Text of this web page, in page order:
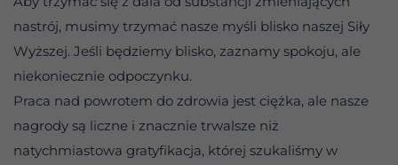
nastrój, musimy trzymać nasze myśli blisko naszej Siły
Wyższej. Jeśli będziemy blisko, zaznamy spokoju, ale
niekoniecznie odpoczynku.
Praca nad powrotem do zdrowia jest ciężka, ale nasze
nagrody są liczne i znacznie trwalsze niż
natychmiastowa gratyfikacja, której szukaliśmy w